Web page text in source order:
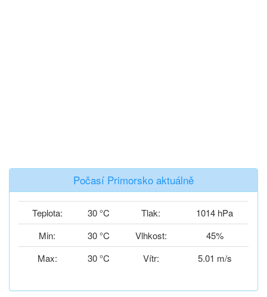
Počasí Primorsko aktuálně
Teplota: 30 °C Tlak:
1014 hPa
Min:
30 °C Vlhkost:
45%
Max:
30 °C Vítr: 5.01 m/s